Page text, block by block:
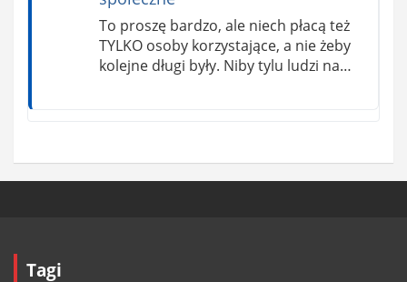
To proszę bardzo, ale niech płacą też
TYLKO osoby korzystające, a nie żeby
kolejne długi były. Niby tylu ludzi na…
Tagi